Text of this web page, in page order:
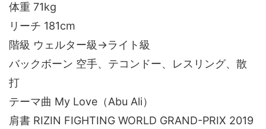
体重 71kg
リーチ 181cm
階級 ウェルター級→ライト級
バックボーン 空手、テコンドー、レスリング、散
打
テーマ曲 My Love（Abu Ali）
肩書 RIZIN FIGHTING WORLD GRAND-PRIX 2019